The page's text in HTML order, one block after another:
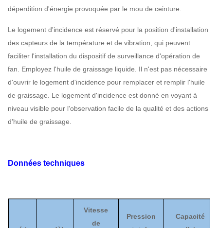
déperdition d'énergie provoquée par le mou de ceinture.
Le logement d'incidence est réservé pour la position d'installation
des capteurs de la température et de vibration, qui peuvent
faciliter l'installation du dispositif de surveillance d'opération de
fan. Employez l'huile de graissage liquide. Il n'est pas nécessaire
d'ouvrir le logement d'incidence pour remplacer et remplir l'huile
de graissage. Le logement d'incidence est donné en voyant à
niveau visible pour l'observation facile de la qualité et des actions
d'huile de graissage.
Données techniques
Vitesse
de
Pression
Capacité